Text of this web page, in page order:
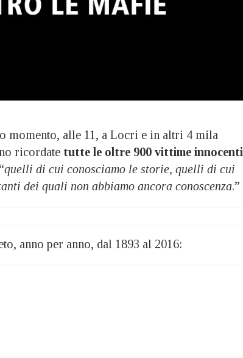
momento, alle 11, a Locri e in altri 4 mila
ricordate tutte le oltre 900 vittime innocenti
quelli di cui conosciamo le storie, quelli di cui
dei quali non abbiamo ancora conoscenza.”
anno per anno, dal 1893 al 2016: